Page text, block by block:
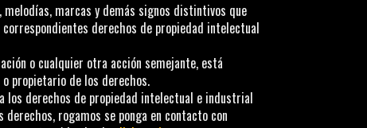
marcas y demás signos distintivos que
derechos de propiedad intelectual
o cualquier otra acción semejante, está
propietario de los derechos.
los derechos de propiedad intelectual e industrial
rogamos se ponga en contacto con